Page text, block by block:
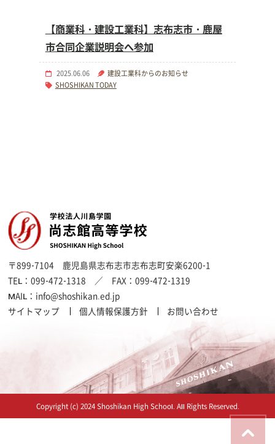
【商業科・建設工業科】志布志市・鹿屋
市合同企業説明会へ参加
2025.06.06
建設工業科からのお知らせ
SHOSHIKAN TODAY
〒899-7104
鹿児島県志布志市志布志町安楽6200-1
TEL：099-472-1318 ／ FAX：099-472-1319
MAIL： info@shoshikan.ed.jp
サイトマップ
個人情報保護方針 お問い合わせ
Copyright (c) 2024 Shoshikan High School. All Rights Reserved.